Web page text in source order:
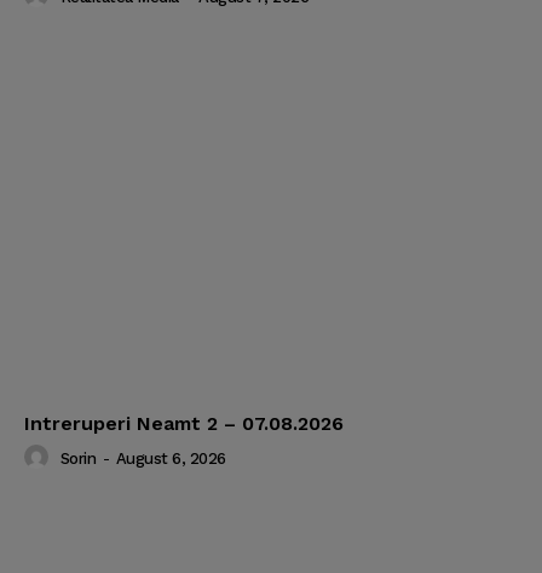
Intreruperi Neamt 2 – 07.08.2026
Sorin - August 6, 2026